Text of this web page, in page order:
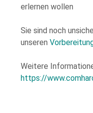
erlernen wollen
Sie sind noch
unseren
Weitere
https://